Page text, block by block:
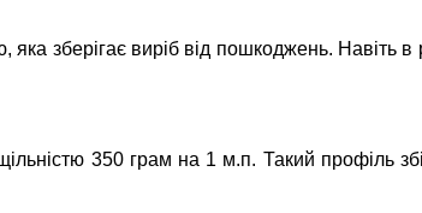
зберігає виріб від пошкоджень. Навіть
350 грам на 1 м.п. Такий профіль